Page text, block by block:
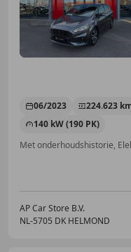
06/2023 224.623
140 kW (190 PK)
AP Car Store B.V.
NL-5705 DK HELMOND